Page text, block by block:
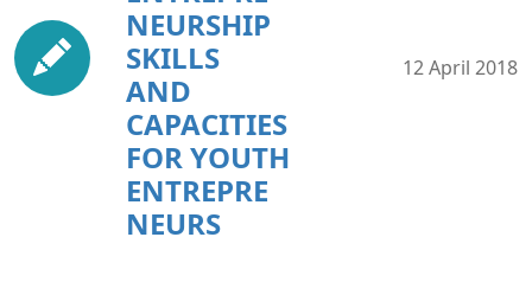
NEURSHIP
SKILLS
AND
CAPACITIES
FOR YOUTH
ENTREPRE
NEURS
12 April 2018